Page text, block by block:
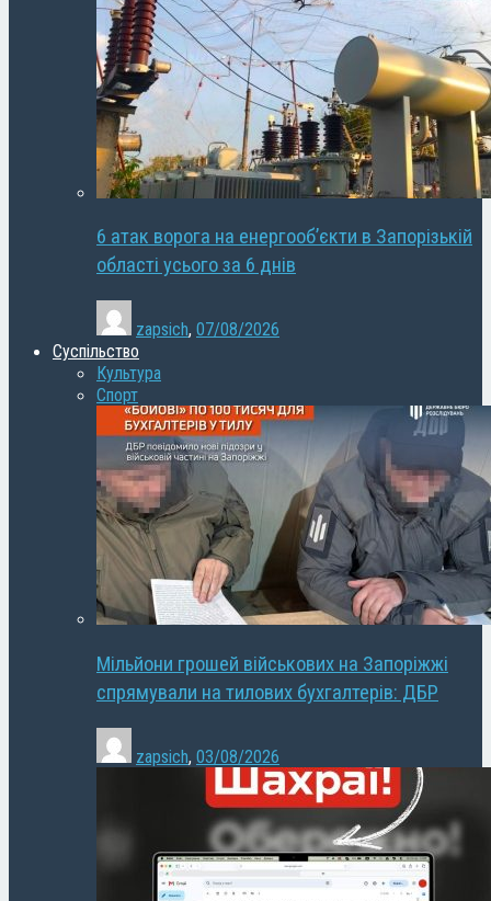
6 атак ворога на енергооб’єкти в Запорізькій
області усього за 6 днів
zapsich, 07/08/2026
Суспільство
Культура
Спорт
Мільйони грошей військових на Запоріжжі
спрямували на тилових бухгалтерів: ДБР
zapsich, 03/08/2026